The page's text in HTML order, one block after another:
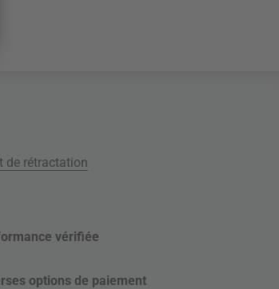
de rétractation
vérifiée
options de paiement